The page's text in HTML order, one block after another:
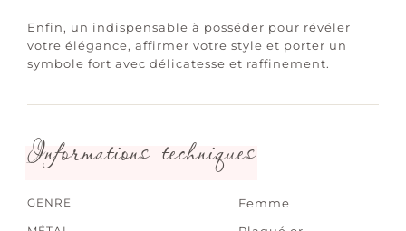
Enfin, un indispensable à posséder pour révéler
votre élégance, affirmer votre style et porter un
symbole fort avec délicatesse et raffinement.
Informations techniques
GENRE Femme